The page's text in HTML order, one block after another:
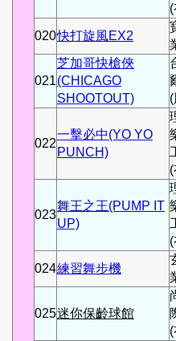
020快打旋風EX2
021
芝加哥快槍俠
(CHICAGO
SHOOTOUT)
022
一擊必中(YO YO
PUNCH)
023
舞王之王(PUMP IT
UP)
024練習舞步機
025迷你保齡球館